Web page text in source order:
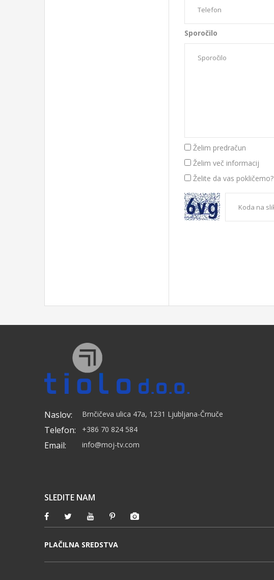
Sporočilo
Želim predračun
Želim več informacij
Želite da vas pokličemo?
Naslov: Brnčičeva ulica 47a, 1231 Ljubljana-Črnuče
Telefon: +386 70 824 584
Email: info@moj-tv.com
SLEDITE NAM
PLAČILNA SREDSTVA